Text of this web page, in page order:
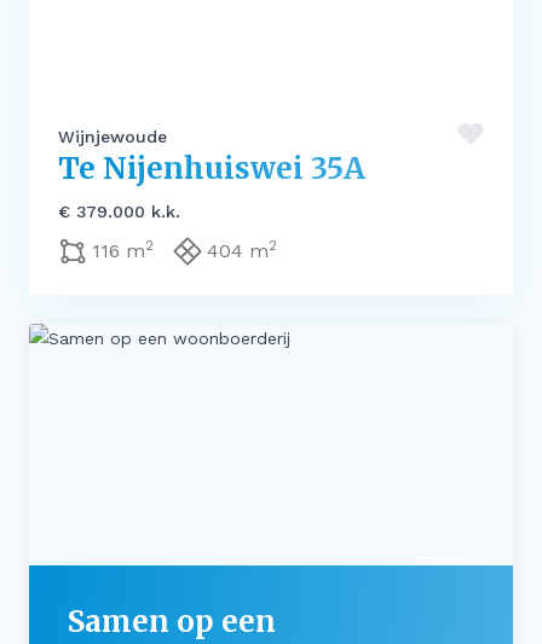
Wijnjewoude
Te Nijenhuiswei 35A
€ 379.000 k.k.
116 m2 404 m2
Samen op een